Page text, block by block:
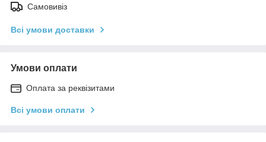
Самовивіз
Всі умови доставки
Умови оплати
Оплата за реквізитами
Всі умови оплати